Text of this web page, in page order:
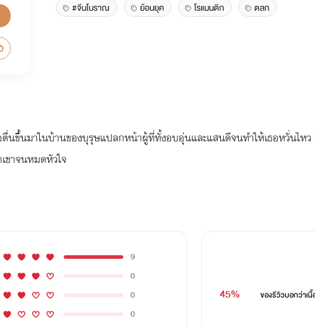
#จีนโบราณ ย้อนยุค โรแมนติก ตลก
นขึ้นมาในบ้านของบุรุษแปลกหน้าผู้ที่ทั้งอบอุ่นและแสนดีจนทำให้เธอหวั่นไหว
ขาจนหมดหัวใจ
9
0
0
0
45% ของรีวิวบอกว่าเ